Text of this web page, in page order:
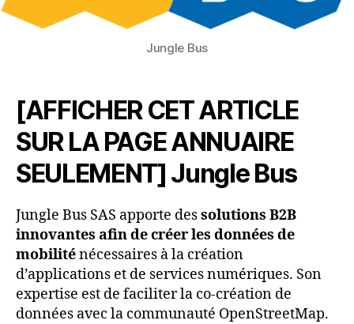
Jungle Bus
[AFFICHER CET ARTICLE
SUR LA PAGE ANNUAIRE
SEULEMENT] Jungle Bus
Jungle Bus SAS apporte dessolutions B2B
innovantes afin de créer les données de
mobiliténécessaires à la création
d’applications et de services numériques. Son
expertise est de faciliter la co-création de
données avec la communauté OpenStreetMap.